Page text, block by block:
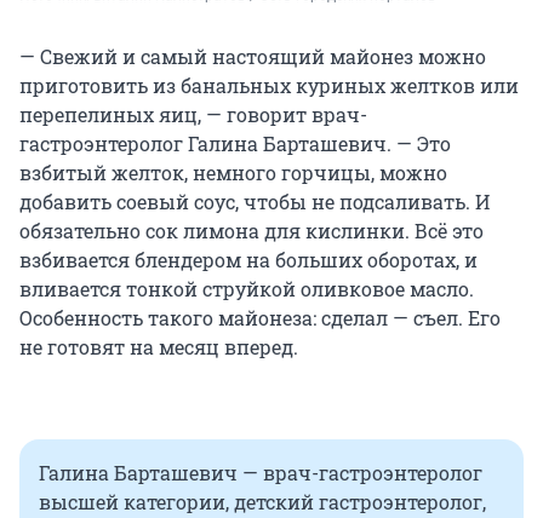
— Свежий и самый настоящий майонез можно
приготовить из банальных куриных желтков или
перепелиных яиц, — говорит врач-
гастроэнтеролог Галина Барташевич. — Это
взбитый желток, немного горчицы, можно
добавить соевый соус, чтобы не подсаливать. И
обязательно сок лимона для кислинки. Всё это
взбивается блендером на больших оборотах, и
вливается тонкой струйкой оливковое масло.
Особенность такого майонеза: сделал — съел. Его
не готовят на месяц вперед.
Галина Барташевич — врач-гастроэнтеролог
высшей категории, детский гастроэнтеролог,